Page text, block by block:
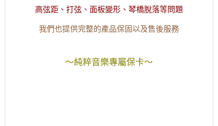
高弦距、打弦、面板變形、琴橋脫落等問題
我們也提供完整的產品保固以及售後服務
～純粹音樂專屬保卡～